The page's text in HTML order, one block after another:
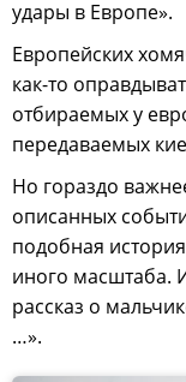
удары в Европе».
Европейских
как-то
отбираемых у
передаваемых
Но гораздо
описанных
подобная
иного масштаба.
рассказ о
…».